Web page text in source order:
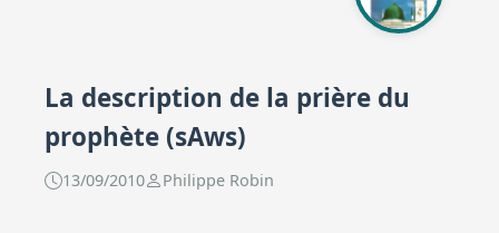
La description de la prière du
prophète (sAws)
13/09/2010 Philippe Robin